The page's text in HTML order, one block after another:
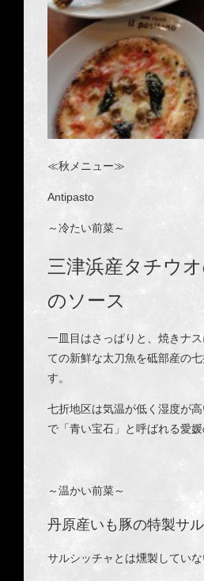
≪秋メニュー≫
Antipasto
～冷たい前菜～
三津浜産タチウ
のソース
一皿目はさっぱりと、焼きナ
ての新鮮な太刀魚を砥部産の
す。
七折地区は気温が低く湿度が
で「青い宝石」と呼ばれる愛
～温かい前菜～
丹原産いも豚の特製サ
サルシッチャとは燻製していな